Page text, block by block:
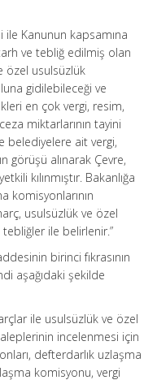
Kanunun kapsamına
ve tebliğ edilmiş olan
özel usulsüzlük
gidilebileceği ve
en çok vergi, resim,
miktarlarının tayini
belediyelere ait vergi,
görüşü alınarak Çevre,
kılınmıştır. Bakanlığa
komisyonlarının
usulsüzlük ve özel
tebliğler ile belirlenir.”
birinci fıkrasının
aşağıdaki şekilde
ile usulsüzlük ve özel
incelenmesi için
defterdarlık uzlaşma
komisyonu, vergi